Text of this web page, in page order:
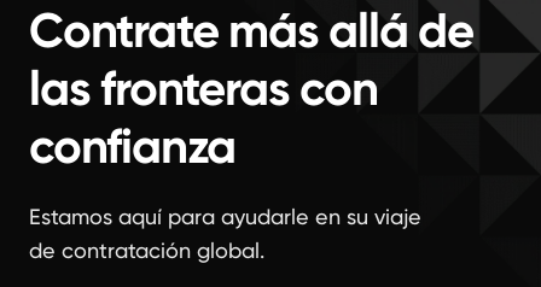
Contrate más allá de
las fronteras con
confianza
Estamos aquí para ayudarle en su viaje
de contratación global.